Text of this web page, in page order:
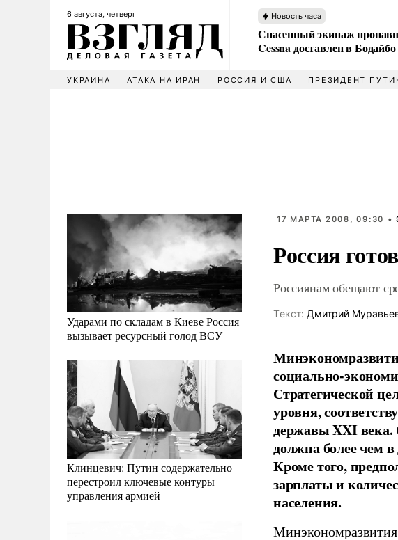
6 августа, четверг Новость часа
Спасенный экипаж
Cessna доставлен в Бодайбо
УКРАИНА АТАКА НА ИРАН РОССИЯ И США ПРЕЗИДЕНТ
Ударами по складам в Киеве Россия
вызывает ресурсный голод ВСУ
Клинцевич: Путин содержательно
перестроил ключевые контуры
управления армией
17 МАРТА 2008, 09:30 •
Россия
Россиянам обещают
Tекст: Дмитрий
социально-
Стратегической
уровня,
державы XXI века.
должна более чем
Кроме того,
зарплаты и
населения.